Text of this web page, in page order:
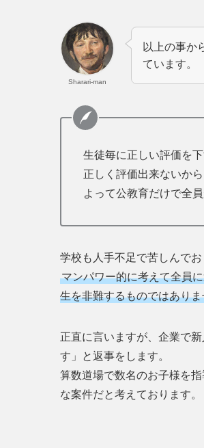
Sharari-man
以上の事か
ています。
生徒毎に正しい評価を
正しく評価出来ないか
よって公教育だけで全
学校も人手不足で苦しんで
マンパワー的に考えて全員
生を非難するものではあり
正直に言いますが、企業で
す」と返事をします。
算数道場で数名のお子様を
な案件だと考えております。